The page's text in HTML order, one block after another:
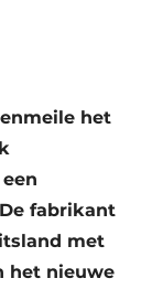
het
fabrikant
met
het nieuwe